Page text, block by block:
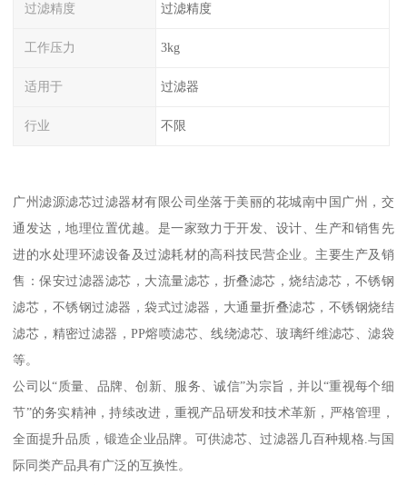
过滤精度 过滤精度
工作压力 3kg
适用于 过滤器
行业 不限
广州滤源滤芯过滤器材有限公司坐落于美丽的花城南中国广州，交
通发达，地理位置优越。是一家致力于开发、设计、生产和销售先
进的水处理环滤设备及过滤耗材的高科技民营企业。主要生产及销
售：保安过滤器滤芯，大流量滤芯，折叠滤芯，烧结滤芯，不锈钢
滤芯，不锈钢过滤器，袋式过滤器，大通量折叠滤芯，不锈钢烧结
滤芯，精密过滤器，PP熔喷滤芯、线绕滤芯、玻璃纤维滤芯、滤袋
等。
公司以“质量、品牌、创新、服务、诚信”为宗旨，并以“重视每个细
节”的务实精神，持续改进，重视产品研发和技术革新，严格管理，
全面提升品质，锻造企业品牌。可供滤芯、过滤器几百种规格.与国
际同类产品具有广泛的互换性。